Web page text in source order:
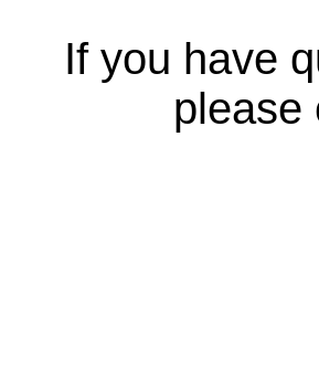
If you have
please